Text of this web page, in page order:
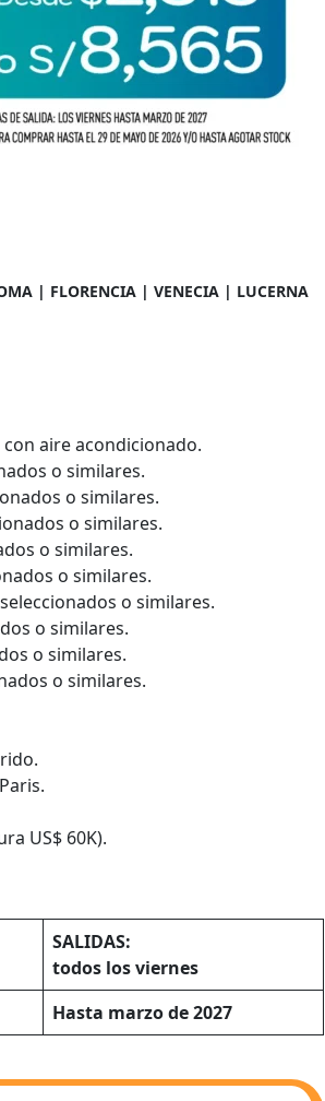
| FLORENCIA | VENECIA | LUCERNA
aire acondicionado.
o similares.
o similares.
o similares.
o similares.
o similares.
o similares.
o similares.
o similares.
o similares.
US$ 60K).
SALIDAS:
todos los viernes
Hasta marzo de 2027